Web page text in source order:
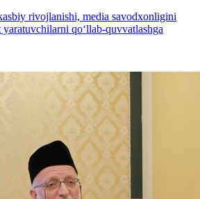
rivojlanishi, media savodxonligini
qo‘llab-quvvatlashga